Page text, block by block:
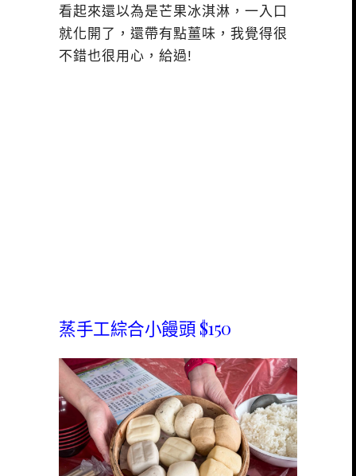
看起來還以為是芒果冰淇淋，一入口
就化開了，還帶有點薑味，我覺得很
不錯也很用心，給過!
蒸手工綜合小饅頭 $150